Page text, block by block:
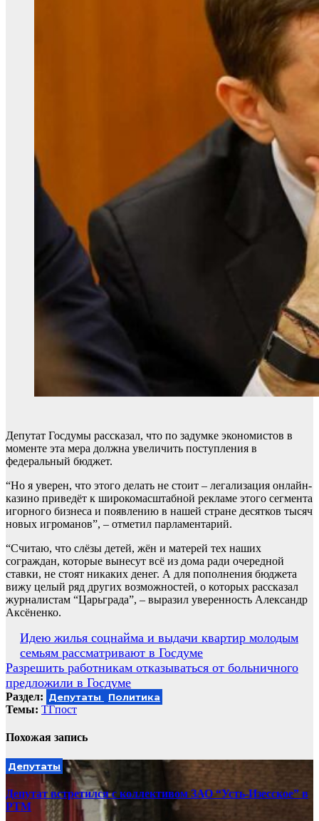
Депутат Госдумы рассказал, что по задумке экономистов в
моменте эта мера должна увеличить поступления в
федеральный бюджет.
“Но я уверен, что этого делать не стоит – легализация онлайн-
казино приведёт к широкомасштабной рекламе этого сегмента
игорного бизнеса и появлению в нашей стране десятков тысяч
новых игроманов”, – отметил парламентарий.
“Считаю, что слёзы детей, жён и матерей тех наших
сограждан, которые вынесут всё из дома ради очередной
ставки, не стоят никаких денег. А для пополнения бюджета
вижу целый ряд других возможностей, о которых рассказал
журналистам “Царьграда”, – выразил уверенность Александр
Аксёненко.
Навигация
по
записям
Идею жилья соцнайма и выдачи квартир молодым
семьям рассматривают в Госдуме
Разрешить работникам отказываться от больничного
предложили в Госдуме
Раздел: Депутаты Политика
Темы: ТГпост
Похожая запись
Депутаты
Депутат встретился с коллективом ЗАО “Усть-Изесское” в
РТМ